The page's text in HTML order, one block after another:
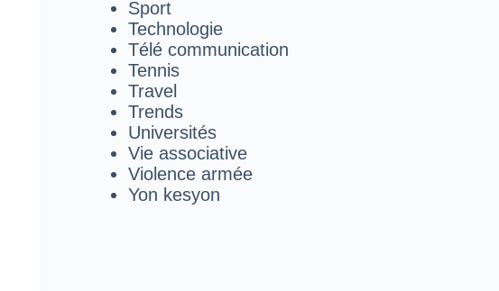
Sport
Technologie
Télé communication
Tennis
Travel
Trends
Universités
Vie associative
Violence armée
Yon kesyon